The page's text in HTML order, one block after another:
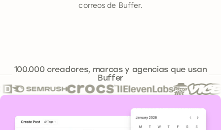
correos de Buffer.
100.000241.644
creadores, marcas y agencias que usan
Buffer
Funciones principales